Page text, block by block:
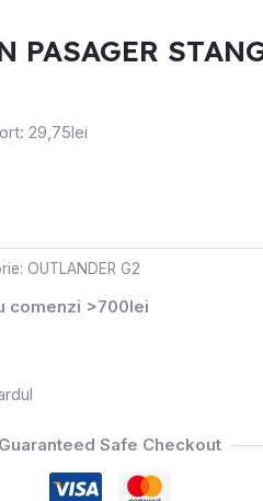
PASAGER
29,75lei
OUTLANDER G2
comenzi >700lei
Safe Checkout